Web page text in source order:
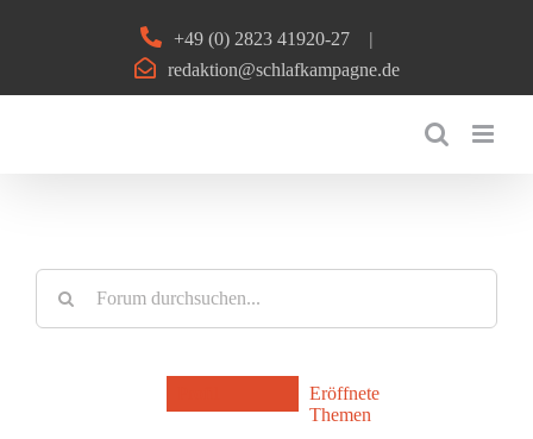
+49 (0) 2823 41920-27
|
redaktion@schlafkampagne.de
Eröffnete
Themen